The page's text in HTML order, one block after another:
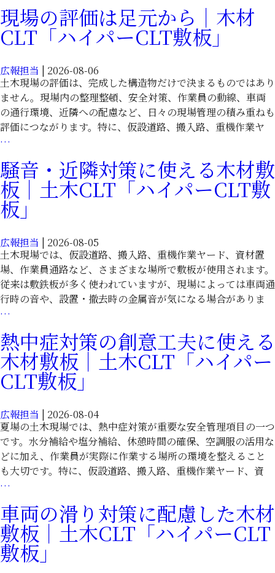
木
現
場
土
木
CLT「ハ
イ
パ
敷
板」
な
木
材
板
で
土
木
現
を
効
率
化
土
木
CLT「ハ
イ
パ
敷
板」
現場の評価は足元から｜木材
CLT「ハイパーCLT敷板」
広報担当 | 2026-08-06
土木現場の評価は、完成した構造物だけで決まるものではあり
ません。現場内の整理整頓、安全対策、作業員の動線、車両
の通行環境、近隣への配慮など、日々の現場管理の積み重ねも
評価につながります。特に、仮設道路、搬入路、重機作業ヤ
…
の
評
価
は
元
か
ら
｜
木
CLT「ハ
イ
パ
ー
CLT
板」
騒音・近隣対策に使える木材敷
板｜土木CLT「ハイパーCLT敷
板」
広報担当 | 2026-08-05
土木現場では、仮設道路、搬入路、重機作業ヤード、資材置
場、作業員通路など、さまざまな場所で敷板が使用されます。
従来は敷鉄板が多く使われていますが、現場によっては車両通
行時の音や、設置・撤去時の金属音が気になる場合がありま
…
近
隣
対
策
使
え
る
木
材
板
｜
土
木
CLT「ハ
熱中症対策の創意工夫に使える
木材敷板｜土木CLT「ハイパー
CLT敷板」
広報担当 | 2026-08-04
夏場の土木現場では、熱中症対策が重要な安全管理項目の一つ
です。水分補給や塩分補給、休憩時間の確保、空調服の活用な
どに加え、作業員が実際に作業する場所の環境を整えること
も大切です。特に、仮設道路、搬入路、重機作業ヤード、資
…
症
対
策
の
車両の滑り対策に配慮した木材
敷板｜土木CLT「ハイパーCLT
敷板」